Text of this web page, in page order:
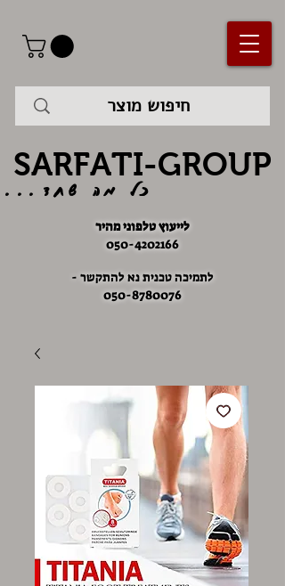
SARFATI-GROUP
לייעוץ טלפוני מהיר
050-4202166
לתמיכה טכנית נא להתקשר -
050-8780076
כל מה שחד...